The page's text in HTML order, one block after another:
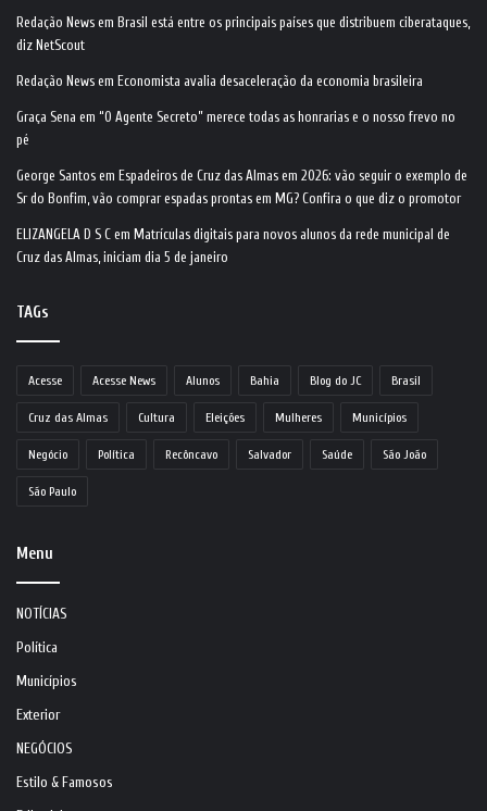
Redação News em Brasil está entre os principais países que distribuem ciberataques,
diz NetScout
Redação News em Economista avalia desaceleração da economia brasileira
Graça Sena em “O Agente Secreto” merece todas as honrarias e o nosso frevo no
pé
George Santos em Espadeiros de Cruz das Almas em 2026: vão seguir o exemplo de
Sr do Bonfim, vão comprar espadas prontas em MG? Confira o que diz o promotor
ELIZANGELA D S C em Matrículas digitais para novos alunos da rede municipal de
Cruz das Almas, iniciam dia 5 de janeiro
TAGs
Acesse Acesse News Alunos Bahia Blog do JC Brasil
Cruz das Almas Cultura Eleições Mulheres Municípios
Negócio Política Recôncavo Salvador Saúde São João
São Paulo
Menu
NOTÍCIAS
Política
Municípios
Exterior
NEGÓCIOS
Estilo & Famosos